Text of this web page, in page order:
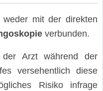
mit der direkten
verbunden.
Arzt während der
versehentlich diese
Risiko infrage